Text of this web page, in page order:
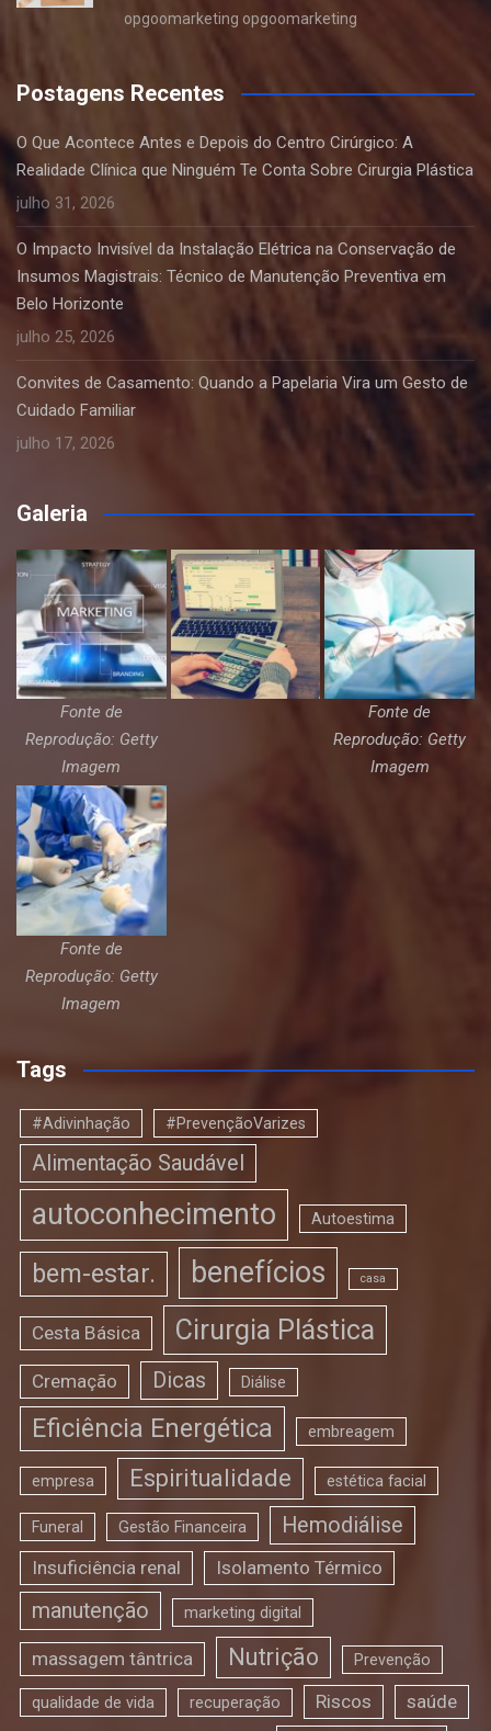
opgoomarketing opgoomarketing
Postagens Recentes
O Que Acontece Antes e Depois do Centro Cirúrgico: A
Realidade Clínica que Ninguém Te Conta Sobre Cirurgia Plástica
julho 31, 2026
O Impacto Invisível da Instalação Elétrica na Conservação de
Insumos Magistrais: Técnico de Manutenção Preventiva em
Belo Horizonte
julho 25, 2026
Convites de Casamento: Quando a Papelaria Vira um Gesto de
Cuidado Familiar
julho 17, 2026
Galeria
Fonte de
Reprodução: Getty
Imagem
Fonte de
Reprodução: Getty
Imagem
Fonte de
Reprodução: Getty
Imagem
Tags
#Adivinhação #PrevençãoVarizes
Alimentação Saudável
autoconhecimento Autoestima
bem-estar. benefícios casa
Cesta Básica Cirurgia Plástica
Cremação Dicas Diálise
Eficiência Energética embreagem
empresa Espiritualidade estética facial
Funeral Gestão Financeira Hemodiálise
Insuficiência renal Isolamento Térmico
manutenção marketing digital
massagem tântrica Nutrição Prevenção
qualidade de vida recuperação Riscos saúde